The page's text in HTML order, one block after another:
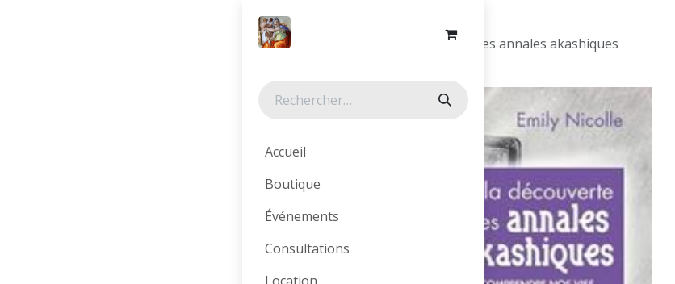
Accueil
Boutique
Événements
Consultations
Tous les produits A la découverte des annales akashiques